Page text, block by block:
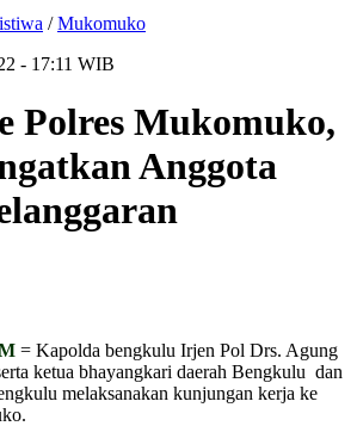
/Mukomuko
- 17:11 WIB
Polres Mukomuko,
Anggota
= Kapolda bengkulu Irjen Pol Drs. Agung
ketua bhayangkari daerah Bengkulu dan
melaksanakan kunjungan kerja ke